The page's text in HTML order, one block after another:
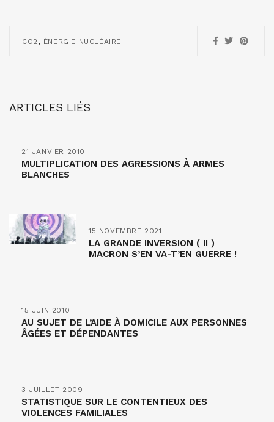
CO2 , ÉNERGIE NUCLÉAIRE
ARTICLES LIÉS
21 JANVIER 2010
MULTIPLICATION DES AGRESSIONS À ARMES
BLANCHES
15 NOVEMBRE 2021
LA GRANDE INVERSION ( II )
MACRON S’EN VA-T’EN GUERRE !
15 JUIN 2010
AU SUJET DE L’AIDE À DOMICILE AUX PERSONNES
ÂGÉES ET DÉPENDANTES
3 JUILLET 2009
STATISTIQUE SUR LE CONTENTIEUX DES
VIOLENCES FAMILIALES